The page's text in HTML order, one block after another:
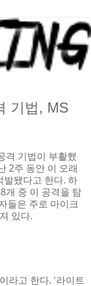
기법, MS
격 기법이 부활했
2주 동안 이 오래
발됐다고 한다. 하
개 중 이 공격을 탐
들은 주로 마이크
있다.
라고 한다. ‘라이트